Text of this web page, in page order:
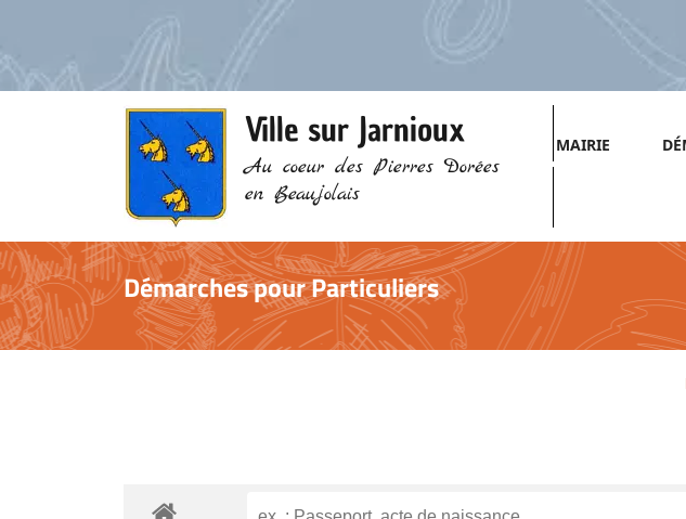
Ville sur Jarnioux
Au coeur des Pierres Dorées
en Beaujolais
MAIRIE
Démarches pour Particuliers